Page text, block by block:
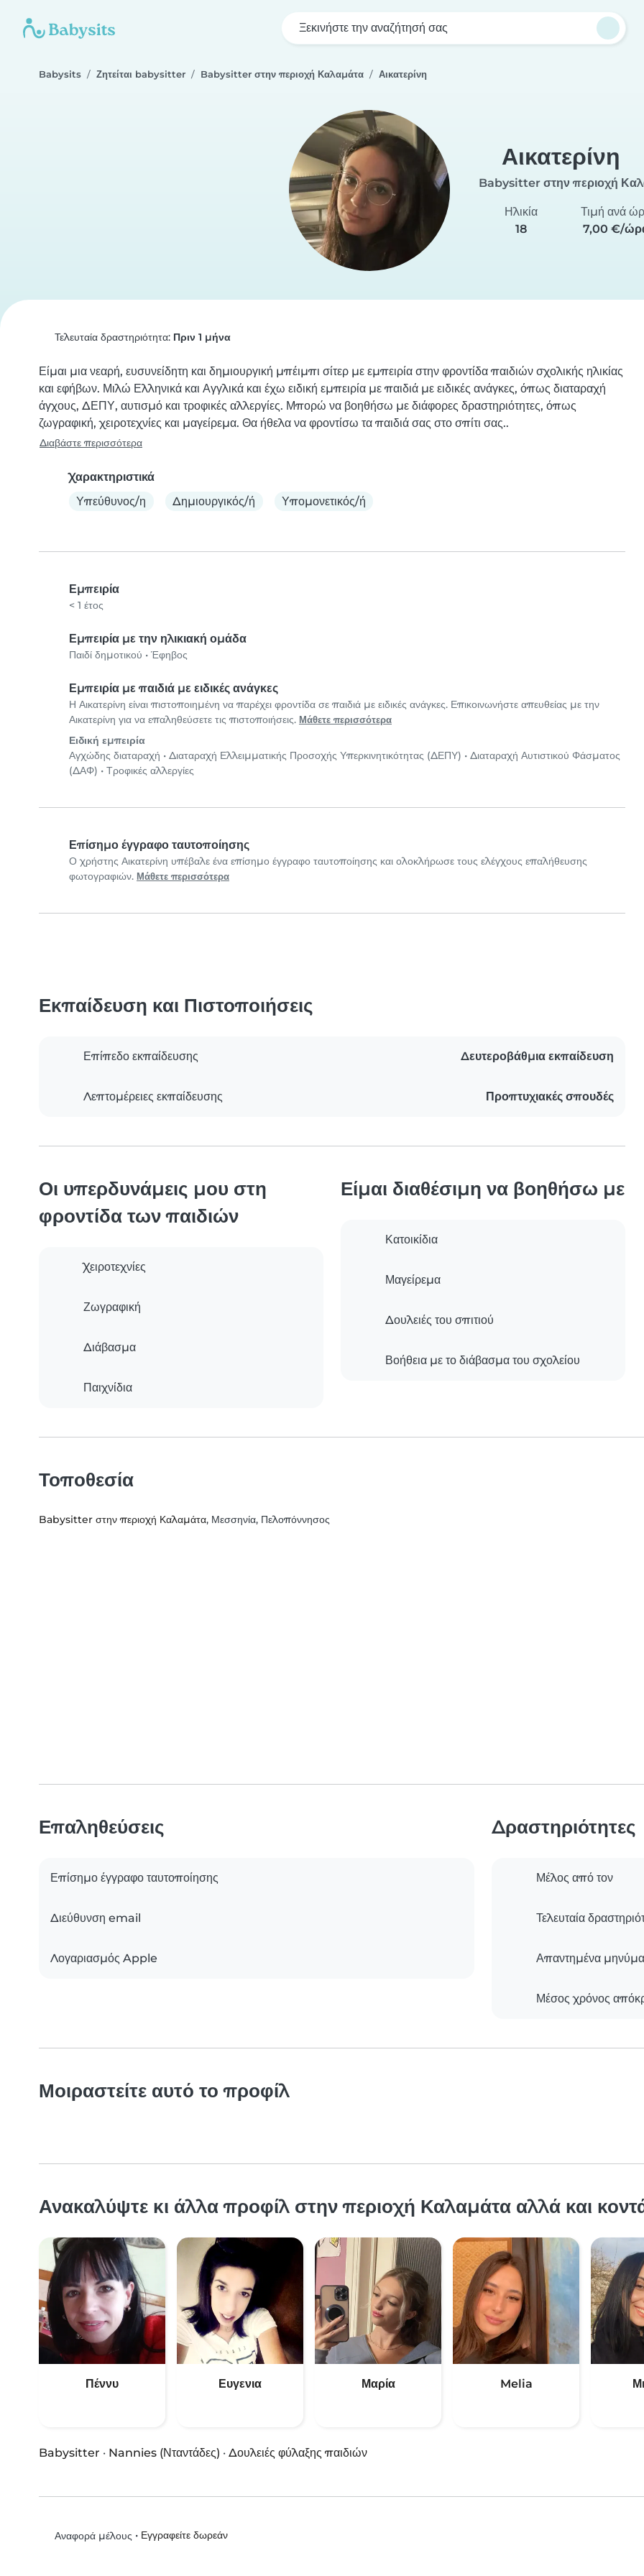
Ξεκινήστε την αναζήτησή σας
Babysits Ζητείται babysitter Babysitter στην περιοχή Καλαμάτα Αικατερίνη
Αικατερίνη
Babysitter στην περιοχή
Ηλικία
18
Τιμή ανά
7,00 €/
Τελευταία δραστηριότητα: Πριν 1 μήνα
Είμαι μια νεαρή, ευσυνείδητη και δημιουργική μπέιμπι σίτερ με εμπειρία στην φροντίδα παιδιών σχολικής ηλικίας
και εφήβων. Μιλώ Ελληνικά και Αγγλικά και έχω ειδική εμπειρία με παιδιά με ειδικές ανάγκες, όπως διαταραχή
άγχους, ΔΕΠΥ, αυτισμό και τροφικές αλλεργίες. Μπορώ να βοηθήσω με διάφορες δραστηριότητες, όπως
ζωγραφική, χειροτεχνίες και μαγείρεμα. Θα ήθελα να φροντίσω τα παιδιά σας στο σπίτι σας..
Διαβάστε περισσότερα
Χαρακτηριστικά
Υπεύθυνος/η
Δημιουργικός/ή Υπομονετικός/ή
Εμπειρία
< 1 έτος
Εμπειρία με την ηλικιακή ομάδα
Παιδί δημοτικού • Έφηβος
Εμπειρία με παιδιά με ειδικές ανάγκες
Η Αικατερίνη είναι πιστοποιημένη να παρέχει φροντίδα σε παιδιά με ειδικές ανάγκες. Επικοινωνήστε απευθείας με την
Αικατερίνη για να επαληθεύσετε τις πιστοποιήσεις. Μάθετε περισσότερα
Ειδική εμπειρία
Αγχώδης διαταραχή • Διαταραχή Ελλειμματικής Προσοχής Υπερκινητικότητας (ΔΕΠΥ) • Διαταραχή Αυτιστικού Φάσματος
(ΔΑΦ) • Τροφικές αλλεργίες
Επίσημο έγγραφο ταυτοποίησης
Ο χρήστης Αικατερίνη υπέβαλε ένα επίσημο έγγραφο ταυτοποίησης και ολοκλήρωσε τους ελέγχους επαλήθευσης
φωτογραφιών. Μάθετε περισσότερα
Εκπαίδευση και Πιστοποιήσεις
Επίπεδο εκπαίδευσης Δευτεροβάθμια εκπαίδευση
Λεπτομέρειες εκπαίδευσης Προπτυχιακές σπουδές
Οι υπερδυνάμεις μου στη
φροντίδα των παιδιών
Χειροτεχνίες
Ζωγραφική
Διάβασμα
Παιχνίδια
Είμαι διαθέσιμη να βοηθήσω με
Κατοικίδια
Μαγείρεμα
Δουλειές του σπιτιού
Βοήθεια με το διάβασμα του σχολείου
Τοποθεσία
Babysitter στην περιοχή Καλαμάτα, Μεσσηνία, Πελοπόννησος
Επαληθεύσεις
Επίσημο έγγραφο ταυτοποίησης
Διεύθυνση email
Λογαριασμός Apple
Δραστηριότητες
Μέλος από τον
Τελευταία
Απαντημένα
Μέσος χρόνος
Μοιραστείτε αυτό το προφίλ
Ανακαλύψτε κι άλλα προφίλ στην περιοχή Καλαμάτα αλλά και
Πέννυ Ευγενια Μαρία Melia
Babysitter · Nannies (Νταντάδες) · Δουλειές φύλαξης παιδιών
Αναφορά μέλους • Εγγραφείτε δωρεάν